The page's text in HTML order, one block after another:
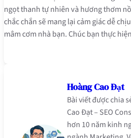
ngọt thanh tự nhiên và hương thơm
chắc chắn sẽ mang lại cảm giác dễ
mâm cơm nhà bạn. Chúc bạn thực
Hoàng Cao Đạt
Bài viết được chia
Cao Đạt – SEO
hơn 10 năm kinh